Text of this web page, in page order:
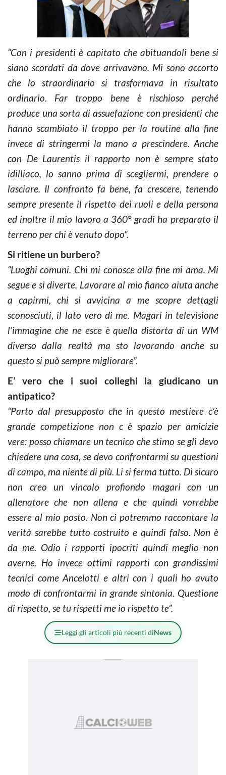
“Con i presidenti è capitato che abituandoli bene si
siano scordati da dove arrivavano. Mi sono accorto
che lo straordinario si trasformava in risultato
ordinario. Far troppo bene è rischioso perché
produce una sorta di assuefazione con presidenti che
hanno scambiato il troppo per la routine alla fine
invece di stringermi la mano a prescindere. Anche
con De Laurentis il rapporto non è sempre stato
idilliaco, lo sanno prima di scegliermi, prendere o
lasciare. Il confronto fa bene, fa crescere, tenendo
sempre presente il rispetto dei ruoli e della persona
ed inoltre il mio lavoro a 360° gradi ha preparato il
terreno per chi è venuto dopo”.
Si ritiene un burbero?
“Luoghi comuni. Chi mi conosce alla fine mi ama. Mi
segue e si diverte. Lavorare al mio fianco aiuta anche
a capirmi, chi si avvicina a me scopre dettagli
sconosciuti, il lato vero di me. Magari in televisione
l’immagine che ne esce è quella distorta di un WM
diverso dalla realtà ma sto lavorando anche su
questo si può sempre migliorare”.
E’ vero che i suoi colleghi la giudicano un
antipatico?
“Parto dal presupposto che in questo mestiere c’è
grande competizione non c è spazio per amicizie
vere: posso chiamare un tecnico che stimo se gli devo
chiedere una cosa, se devo confrontarmi su questioni
di campo, ma niente di più. Li si ferma tutto. Di sicuro
non creo un vincolo profiondo magari con un
allenatore che non allena e che quindi vorrebbe
essere al mio posto. Non ci potremmo raccontare la
verità sarebbe tutto costruito e quindi falso. Non è
da me. Odio i rapporti ipocriti quindi meglio non
averne. Ho invece ottimi rapporti con grandissimi
tecnici come Ancelotti e altri con i quali ho avuto
modo di confrontarmi in grande sintonia. Questione
di rispetto, se tu rispetti me io rispetto te”.
Leggi gli articoli più recenti diNews